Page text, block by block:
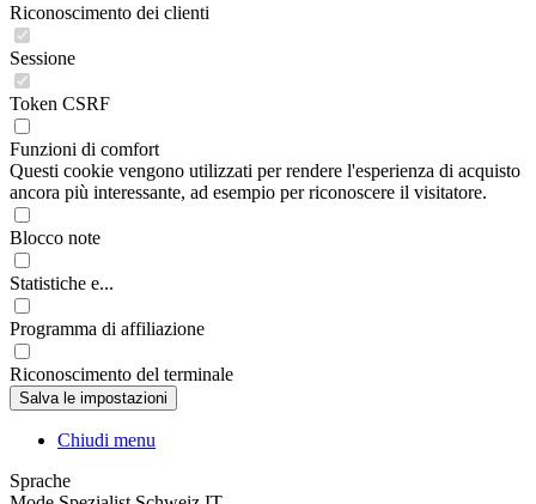
Riconoscimento dei clienti
Sessione
Token CSRF
Funzioni di comfort
Questi cookie vengono utilizzati per rendere l'esperienza di acquisto
ancora più interessante, ad esempio per riconoscere il visitatore.
Blocco note
Statistiche e...
Programma di affiliazione
Riconoscimento del terminale
Chiudi menu
Sprache